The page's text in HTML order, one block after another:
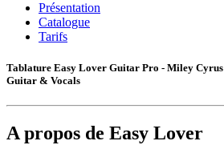
Présentation
Catalogue
Tarifs
Tablature Easy Lover Guitar Pro - Miley Cyrus
Guitar & Vocals
A propos de Easy Lover